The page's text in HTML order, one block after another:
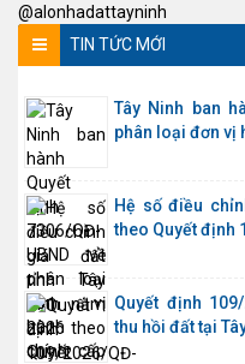
@alonhadattayninh
TIN TỨC MỚI
Tây Ninh ban
phân loại đơn vị
Hệ số điều
theo Quyết định
Quyết định
thu hồi đất tại